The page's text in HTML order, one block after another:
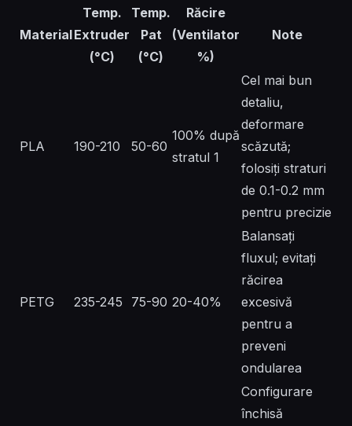
Material
Temp.
Extruder
(°C)
Temp.
Pat
(°C)
Răcire
(Ventilator
%)
Note
PLA 190-210 50-60
100% după
stratul 1
Cel mai bun
detaliu,
deformare
scăzută;
folosiți straturi
de 0.1-0.2 mm
pentru precizie
PETG 235-245 75-90 20-40%
Balansați
fluxul; evitați
răcirea
excesivă
pentru a
preveni
ondularea
Configurare
închisă